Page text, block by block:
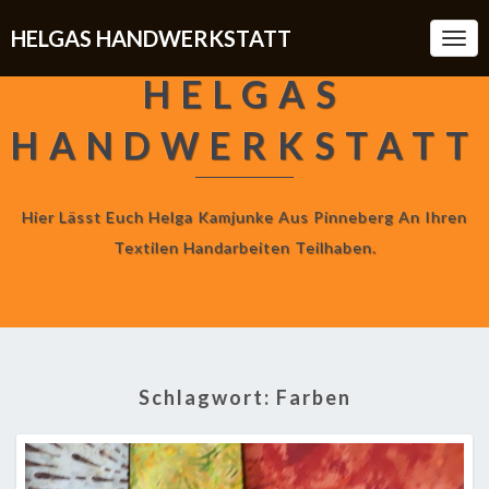
HELGAS HANDWERKSTATT
HELGAS
HANDWERKSTATT
Hier Lässt Euch Helga Kamjunke Aus Pinneberg An Ihren
Textilen Handarbeiten Teilhaben.
Schlagwort: Farben